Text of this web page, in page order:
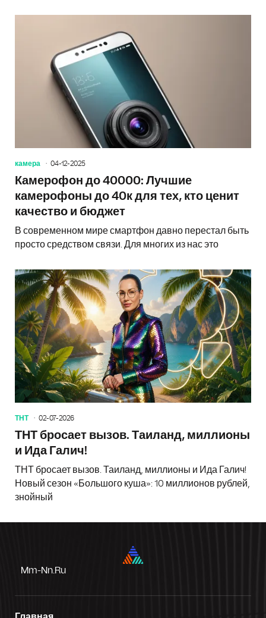
камера 04-12-2025
Камерофон до 40000: Лучшие
камерофоны до 40к для тех, кто ценит
качество и бюджет
В современном мире смартфон давно перестал быть
просто средством связи. Для многих из нас это
ТНТ 02-07-2026
ТНТ бросает вызов. Таиланд, миллионы
и Ида Галич!
ТНТ бросает вызов. Таиланд, миллионы и Ида Галич!
Новый сезон «Большого куша»: 10 миллионов рублей,
знойный
Mm-Nn.ru